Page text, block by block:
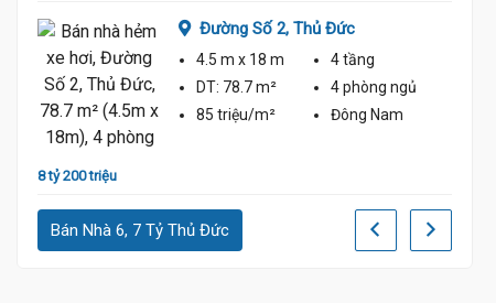
8 tỷ 200 triệu
Đường Số 2, Thủ Đức
4.5 m x 18 m
4 tầng
DT: 78.7 m² 4 phòng ngủ
85 triệu/m²
Đông Nam
Bán Nhà 6, 7 Tỷ Thủ Đức